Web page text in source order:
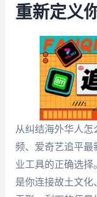
重新定义
从纠结海外华人
频、爱奇艺追平最
业工具的正确选择
是你连接故土文化